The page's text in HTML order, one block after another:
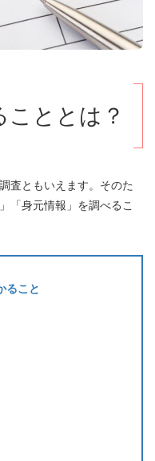
こととは？
査ともいえます。そのた
「身元情報」を調べるこ
ること